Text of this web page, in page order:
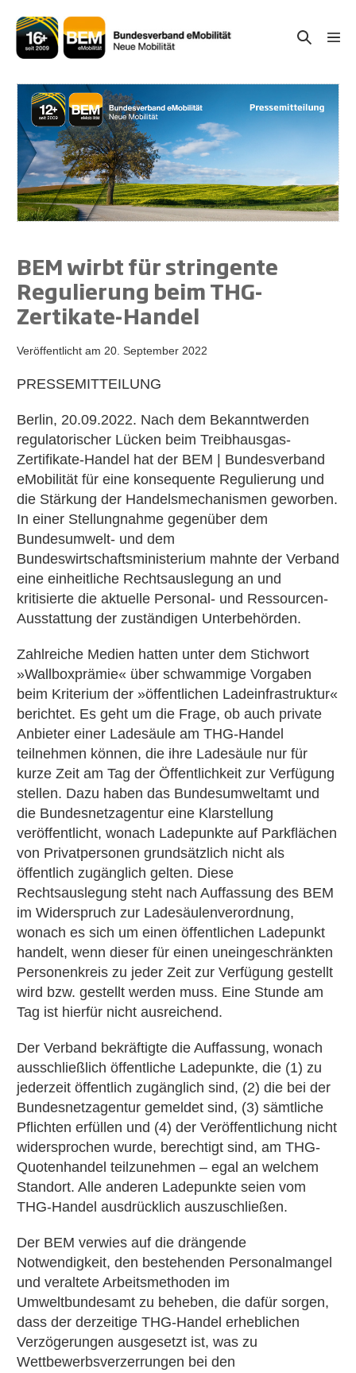
Inhalt
springen
Suche-
BEM wirbt für stringente
Regulierung beim THG-
Zertikate-Handel
Veröffentlicht am 20. September 2022
PRESSEMITTEILUNG
Berlin, 20.09.2022. Nach dem Bekanntwerden
regulatorischer Lücken beim Treibhausgas-
Zertifikate-Handel hat der BEM | Bundesverband
eMobilität für eine konsequente Regulierung und
die Stärkung der Handelsmechanismen geworben.
In einer Stellungnahme gegenüber dem
Bundesumwelt- und dem
Bundeswirtschaftsministerium mahnte der Verband
eine einheitliche Rechtsauslegung an und
kritisierte die aktuelle Personal- und Ressourcen-
Ausstattung der zuständigen Unterbehörden.
Zahlreiche Medien hatten unter dem Stichwort
»Wallboxprämie« über schwammige Vorgaben
beim Kriterium der »öffentlichen Ladeinfrastruktur«
berichtet. Es geht um die Frage, ob auch private
Anbieter einer Ladesäule am THG-Handel
teilnehmen können, die ihre Ladesäule nur für
kurze Zeit am Tag der Öffentlichkeit zur Verfügung
stellen. Dazu haben das Bundesumweltamt und
die Bundesnetzagentur eine Klarstellung
veröffentlicht, wonach Ladepunkte auf Parkflächen
von Privatpersonen grundsätzlich nicht als
öffentlich zugänglich gelten. Diese
Rechtsauslegung steht nach Auffassung des BEM
im Widerspruch zur Ladesäulenverordnung,
wonach es sich um einen öffentlichen Ladepunkt
handelt, wenn dieser für einen uneingeschränkten
Personenkreis zu jeder Zeit zur Verfügung gestellt
wird bzw. gestellt werden muss. Eine Stunde am
Tag ist hierfür nicht ausreichend.
Der Verband bekräftigte die Auffassung, wonach
ausschließlich öffentliche Ladepunkte, die (1) zu
jederzeit öffentlich zugänglich sind, (2) die bei der
Bundesnetzagentur gemeldet sind, (3) sämtliche
Pflichten erfüllen und (4) der Veröffentlichung nicht
widersprochen wurde, berechtigt sind, am THG-
Quotenhandel teilzunehmen – egal an welchem
Standort. Alle anderen Ladepunkte seien vom
THG-Handel ausdrücklich auszuschließen.
Der BEM verwies auf die drängende
Notwendigkeit, den bestehenden Personalmangel
und veraltete Arbeitsmethoden im
Umweltbundesamt zu beheben, die dafür sorgen,
dass der derzeitige THG-Handel erheblichen
Verzögerungen ausgesetzt ist, was zu
Wettbewerbsverzerrungen bei den